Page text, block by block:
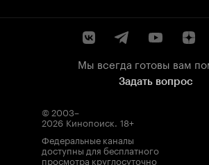
Мы всегда готовы вам
Задать вопрос
© 2003–
2026 Кинопоиск. 18+
Федеральные каналы
доступны для бесплатного
просмотра круглосуточно